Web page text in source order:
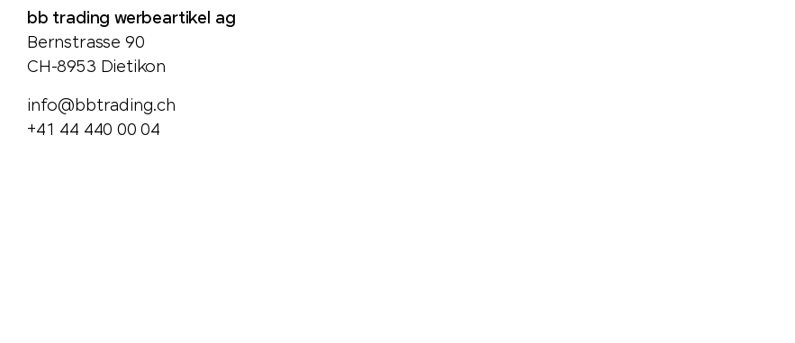
bb trading werbeartikel ag
Bernstrasse 90
CH-8953 Dietikon
info@bbtrading.ch
+41 44 440 00 04